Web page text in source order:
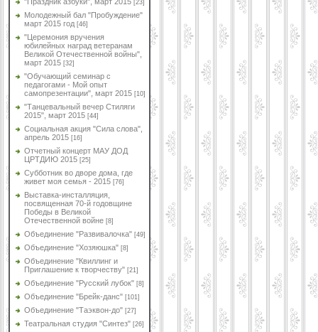
[23]
Молодежный бал "Пробуждение"
март 2015 год [46]
"Церемония вручения
юбилейных наград ветеранам
Великой Отечественной войны",
март 2015 [32]
"Обучающий семинар с
педагогами - Мой опыт
самопрезентации", март 2015 [10]
"Танцевальный вечер Стиляги
2015", март 2015 [44]
Социальная акция "Сила слова",
апрель 2015 [16]
Отчетный концерт МАУ ДОД
ЦРТДИЮ 2015 [25]
Субботник во дворе дома, где
живет моя семья - 2015 [76]
Выставка-инсталляция,
посвященная 70-й годовщине
Победы в Великой
Отечественной войне [8]
Объединение "Развивалочка" [49]
Объединение "Хозяюшка" [8]
Объединение "Квиллинг и
Приглашение к творчеству" [21]
Объединение "Русский лубок" [8]
Объединение "Брейк-данс" [101]
Объединение "Таэквон-до" [27]
Театральная студия "Синтез" [26]